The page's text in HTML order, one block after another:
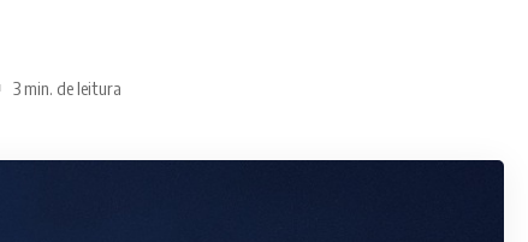
3 min. de leitura